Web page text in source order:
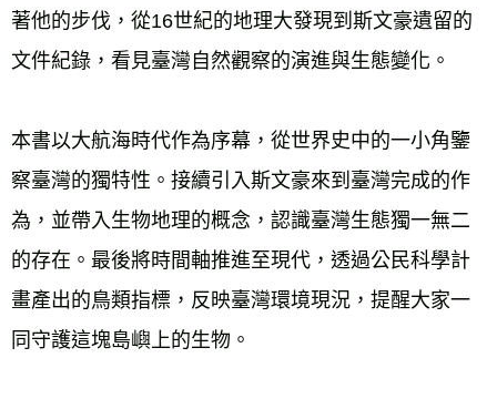
著他的步伐，從16世紀的地理大發現到斯文豪遺留的
文件紀錄，看見臺灣自然觀察的演進與生態變化。
本書以大航海時代作為序幕，從世界史中的一小角鑒
察臺灣的獨特性。接續引入斯文豪來到臺灣完成的作
為，並帶入生物地理的概念，認識臺灣生態獨一無二
的存在。最後將時間軸推進至現代，透過公民科學計
畫產出的鳥類指標，反映臺灣環境現況，提醒大家一
同守護這塊島嶼上的生物。